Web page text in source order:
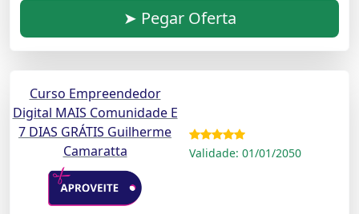
➤ Pegar Oferta
Curso Empreendedor
Digital MAIS Comunidade E
7 DIAS GRÁTIS Guilherme
Camaratta
Validade: 01/01/2050